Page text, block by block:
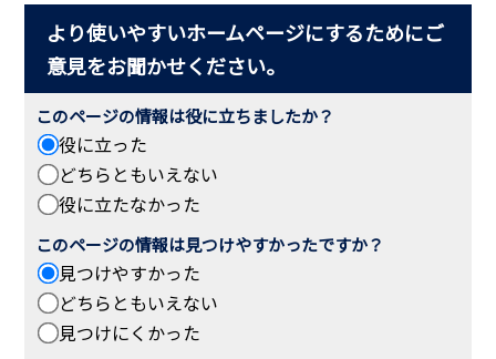
より使いやすいホームページにするためにご
意見をお聞かせください。
このページの情報は役に立ちましたか？
役に立った
どちらともいえない
役に立たなかった
このページの情報は見つけやすかったですか？
見つけやすかった
どちらともいえない
見つけにくかった